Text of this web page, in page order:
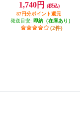
1,740円
(税込)
87円分ポイント還元
発送目安: 即納（在庫あり）
(2件)